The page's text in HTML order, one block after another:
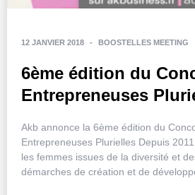
12 JANVIER 2018 - BOOSTELLES MEETING
6ème édition du
Entrepreneuses
Akb annonce la 6ème édition du
Entrepreneuses Plurielles Depuis
les femmes issues de la diversité et
démarches de création et de